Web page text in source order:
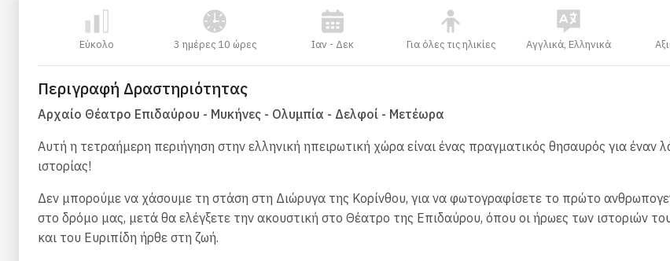
Εύκολο 3 ημέρες 10 ώρες Ιαν - Δεκ Για όλες τις ηλικίες Αγγλικά, Ελληνικά
Περιγραφή Δραστηριότητας
Αρχαίο Θέατρο Επιδαύρου - Μυκήνες - Ολυμπία - Δελφοί - Μετέωρα
Αυτή η τετραήμερη περιήγηση στην ελληνική ηπειρωτική χώρα είναι ένας πραγματικός θησαυρός για έναν
ιστορίας!
Δεν μπορούμε να χάσουμε τη στάση στη Διώρυγα της Κορίνθου, για να φωτογραφίσετε το πρώτο
στο δρόμο μας, μετά θα ελέγξετε την ακουστική στο Θέατρο της Επιδαύρου, όπου οι ήρωες των ιστοριών
και του Ευριπίδη ήρθε στη ζωή.